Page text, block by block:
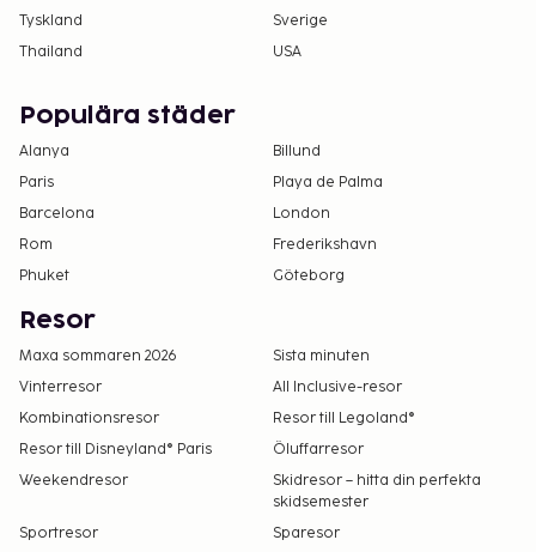
Tyskland
Sverige
Thailand
USA
Populära städer
Alanya
Billund
Paris
Playa de Palma
Barcelona
London
Rom
Frederikshavn
Phuket
Göteborg
Resor
Maxa sommaren 2026
Sista minuten
Vinterresor
All Inclusive-resor
Kombinationsresor
Resor till Legoland®
Resor till Disneyland® Paris
Öluffarresor
Weekendresor
Skidresor – hitta din perfekta
skidsemester
Sportresor
Sparesor